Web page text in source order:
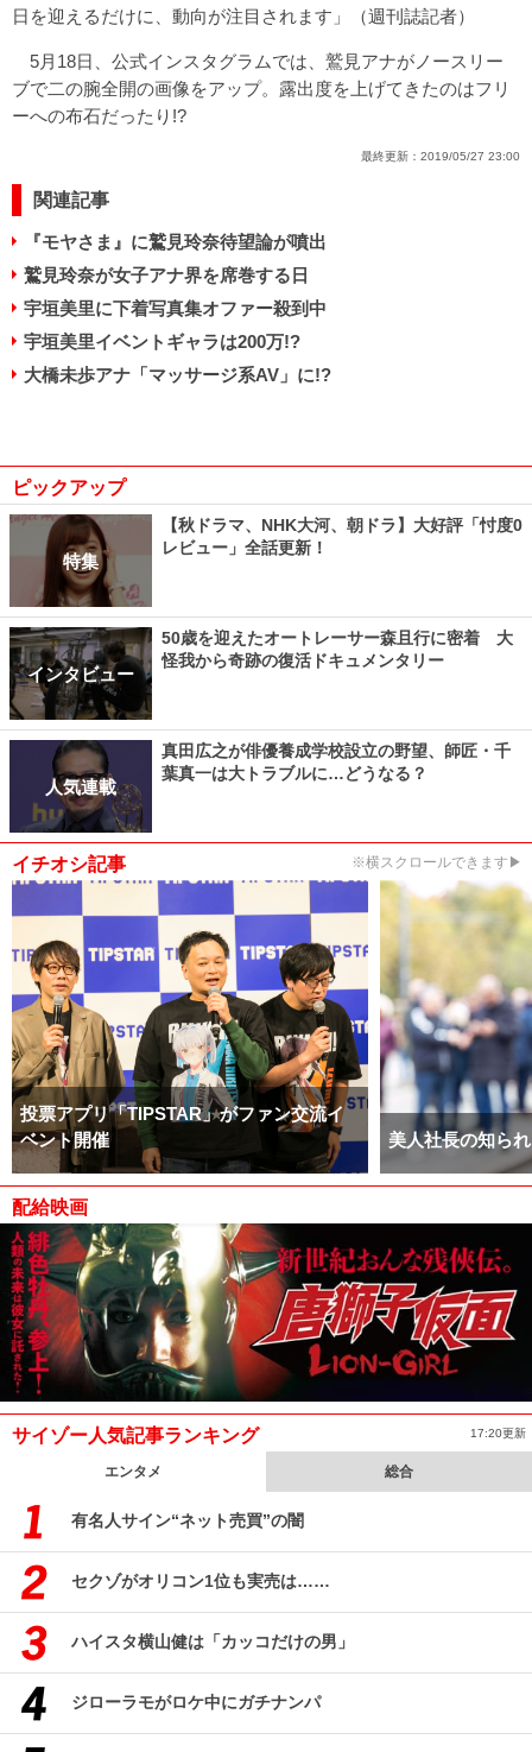
日を迎えるだけに、動向が注目されます」（週刊誌記者）
5月18日、公式インスタグラムでは、鷲見アナがノースリー
ブで二の腕全開の画像をアップ。露出度を上げてきたのはフリ
ーへの布石だったり!?
最終更新： 2019/05/27 23:00
関連記事
『モヤさま』に鷲見玲奈待望論が噴出
鷲見玲奈が女子アナ界を席巻する日
宇垣美里に下着写真集オファー殺到中
宇垣美里イベントギャラは200万!?
大橋未歩アナ「マッサージ系AV」に!?
ピックアップ
特集
【秋ドラマ、NHK大河、朝ドラ】大好評「忖度0
レビュー」全話更新！
インタビュー
50歳を迎えたオートレーサー森且行に密着 大
怪我から奇跡の復活ドキュメンタリー
人気連載
真田広之が俳優養成学校設立の野望、師匠・千
葉真一は大トラブルに…どうなる？
イチオシ記事 ※横スクロールできます▶
投票アプリ「TIPSTAR」がファン交流イ
ベント開催
美人社長の知ら
配給映画
サイゾー人気記事ランキング 17:20更新
エンタメ 総合
有名人サイン“ネット売買”の闇
セクゾがオリコン1位も実売は……
ハイスタ横山健は「カッコだけの男」
ジローラモがロケ中にガチナンパ